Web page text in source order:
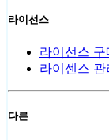
라이선스
라이선스 구
라이센스 관
다른